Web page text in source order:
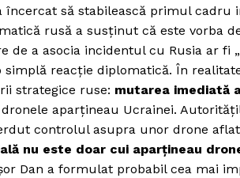
să stabilească primul cadru
rusă a susținut că este vorba
a asocia incidentul cu Rusia ar fi
reacție diplomatică. În
strategice ruse: mutarea imediată
aparțineau Ucrainei.
controlul asupra unor drone
nu este doar cui aparțineau
Dan a formulat probabil cea mai